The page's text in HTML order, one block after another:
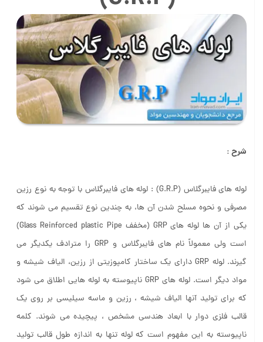
شرح :
لوله های فایبرگلاس (G.R.P) :
لوله های فایبرگلاس با توجه به نوع رزین
مصرفی و نحوه مسلح شدن آن ها، به چندین نوع تقسیم می شوند که
یکی از آن ها لوله های GRP (مخفف Glass Reinforced plastic Pipe)
است ولی معمولاً نام های فایبرگلاس و GRP را مترادف یکدیگر می
گیرند. لوله GRP دارای یک ساختار کامپوزیتی از رزین، الیاف شیشه و
مواد دیگر است. لوله های GRP ناپیوسته به لوله هایی اطلاق می شود
که برای تولید آنها الیاف شیشه ، رزین و ماسه سیلیسی بر روی یک
قالب فلزی دوار با ابعاد هندسی مشخص ، پیچیده می شوند. کلمه
ناپیوسته به این مفهوم است که لوله تنها به اندازه طول قالب تولید